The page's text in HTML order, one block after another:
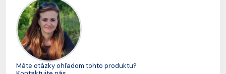
Máte otázky ohľadom tohto produktu?